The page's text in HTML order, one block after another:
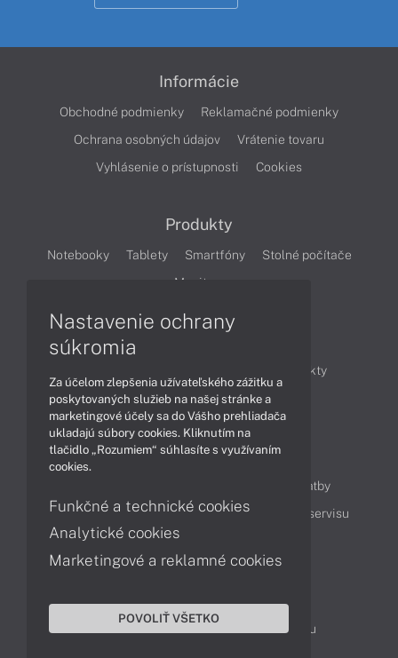
Informácie
Obchodné podmienky
Reklamačné podmienky
Ochrana osobných údajov
Vrátenie tovaru
Vyhlásenie o prístupnosti
Cookies
Produkty
Notebooky Tablety Smartfóny
Stolné počítače
Monitory
Produkty
Technológie
Videá
Obsah
Možnosti doručenia a platby
Podpora a servis
Servisné služby Cenník servisu
Kontakty
043 4224 771
Obchodné oddelenie
Reklamácia tovaru
Nastavenie ochrany
súkromia
Za účelom zlepšenia užívateľského zážitku a
poskytovaných služieb na našej stránke a
marketingové účely sa do Vášho prehliadača
ukladajú súbory cookies. Kliknutím na
tlačidlo „Rozumiem“ súhlasíte s využívaním
cookies.
Funkčné a technické cookies
Analytické cookies
Marketingové a reklamné cookies
POVOLIŤ VŠETKO